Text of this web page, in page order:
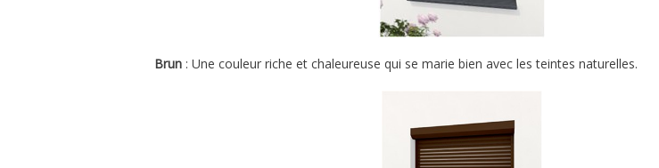
Brun : Une couleur riche et chaleureuse qui se marie bien avec les teintes naturelles.